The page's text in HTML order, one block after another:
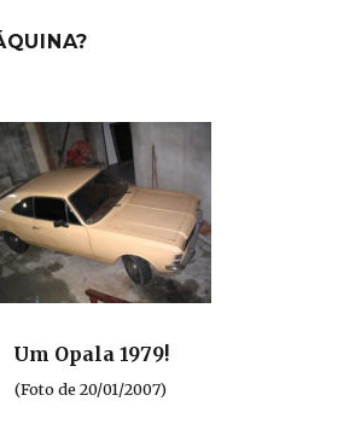
Um Opala 1979!
(Foto de 20/01/2007)